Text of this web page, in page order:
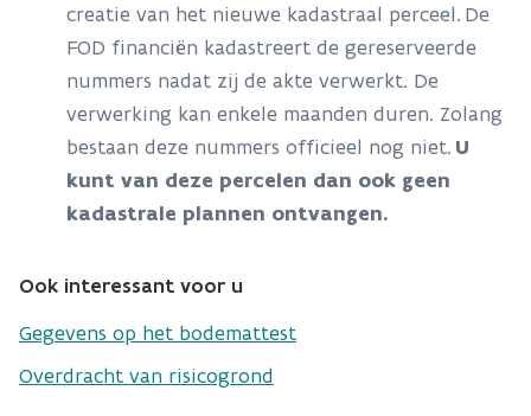
creatie van het nieuwe kadastraal perceel. De
FOD financiën kadastreert de gereserveerde
nummers nadat zij de akte verwerkt. De
verwerking kan enkele maanden duren. Zolang
bestaan deze nummers officieel nog niet. U
kunt van deze percelen dan ook geen
kadastrale plannen ontvangen.
Ook interessant voor u
Gegevens op het bodemattest
Overdracht van risicogrond